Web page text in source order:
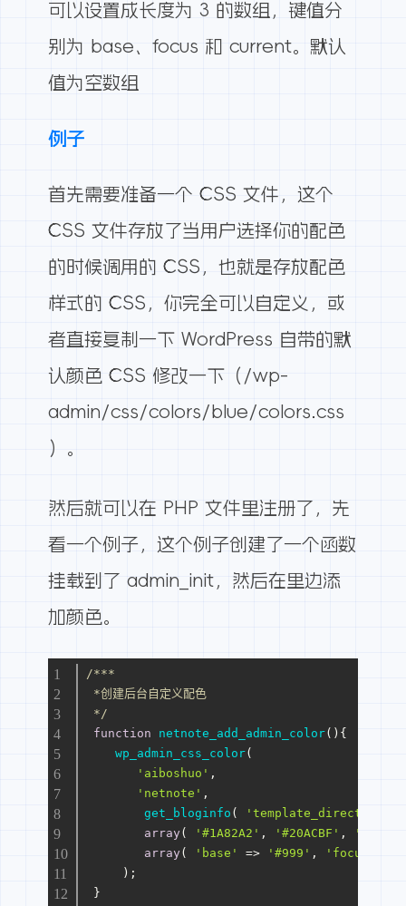
可以设置成长度为 3 的数组，键值分
别为 base、focus 和 current。默认
值为空数组
例子
首先需要准备一个 CSS 文件，这个
CSS 文件存放了当用户选择你的配色
的时候调用的 CSS，也就是存放配色
样式的 CSS，你完全可以自定义，或
者直接复制一下 WordPress 自带的默
认颜色 CSS 修改一下（/wp-
admin/css/colors/blue/colors.css
）。
然后就可以在 PHP 文件里注册了，先
看一个例子，这个例子创建了一个函数
挂载到了 admin_init，然后在里边添
加颜色。
/***
*创建后台自定义配色
*/
function
netnote_add_admin_color( ) {
wp_admin_css_color(
'aiboshuo' ,
'netnote' ,
get_bloginfo ( 'template_directory'
array ( '#1A82A2' , '#20ACBF' ,
array ( 'base' => '#999' , 'focus'
     );
}